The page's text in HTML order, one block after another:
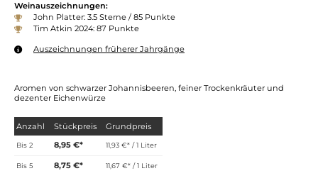
Weinauszeichnungen:
John Platter: 3.5 Sterne / 85 Punkte
Tim Atkin 2024: 87 Punkte
Auszeichnungen früherer Jahrgänge
Aromen von schwarzer Johannisbeeren, feiner Trockenkräuter und
dezenter Eichenwürze
Anzahl Stückpreis Grundpreis
Bis2 8,95 €* 11,93 €* / 1 Liter
Bis5 8,75 €* 11,67 €* / 1 Liter